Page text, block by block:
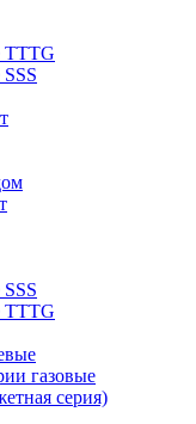
ТТТG
ТТТG
газовые
серия)